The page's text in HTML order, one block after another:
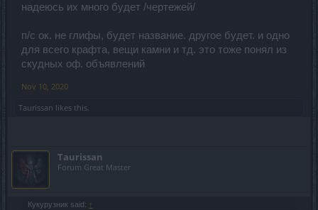
надеюсь их много будет /чертежей/
п/с ок. не глифы, будет название. другое будет. и одно
для всего крафта, вещи камни и тд. это тоже понял из
скудных оф. объявлений
Nov 10, 2020
Taurissan likes this.
Taurissan
Forum Great Master
Кукурузник said: ↑